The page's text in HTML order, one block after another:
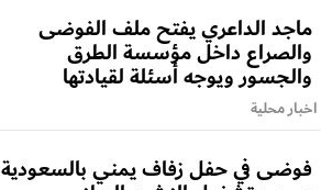
ماجد الداعري يفتح ملف الفوضى
والصراع داخل مؤسسة الطرق
والجسور ويوجه أسئلة لقيادتها
اخبار محلية
فوضى في حفل زفاف يمني بالسعودية